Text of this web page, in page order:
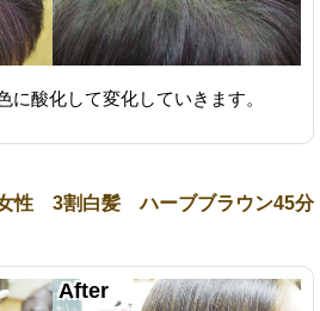
に酸化して変化していきます。
性 3割白髪 ハーブブラウン45分